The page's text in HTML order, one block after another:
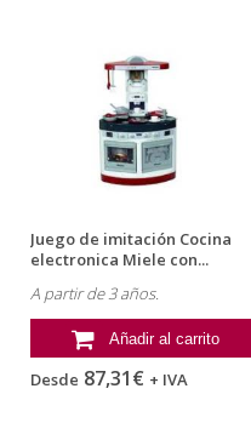
Juego de imitación Cocina
electronica Miele con...
A partir de 3 años.
Añadir al carrito
Desde 87,31€ + IVA